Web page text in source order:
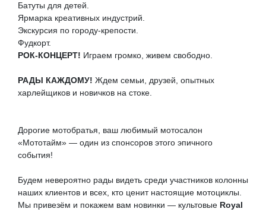
Батуты для детей.
Ярмарка креативных индустрий.
Экскурсия по городу-крепости.
Фудкорт.
РОК-КОНЦЕРТ! Играем громко, живем свободно.
РАДЫ КАЖДОМУ! Ждем семьи, друзей, опытных
харлейщиков и новичков на стоке.
Дорогие мотобратья, ваш любимый мотосалон
«Мототайм» — один из спонсоров этого эпичного
события!
Будем невероятно рады видеть среди участников колонны
наших клиентов и всех, кто ценит настоящие мотоциклы.
Мы привезём и покажем вам новинки — культовые Royal